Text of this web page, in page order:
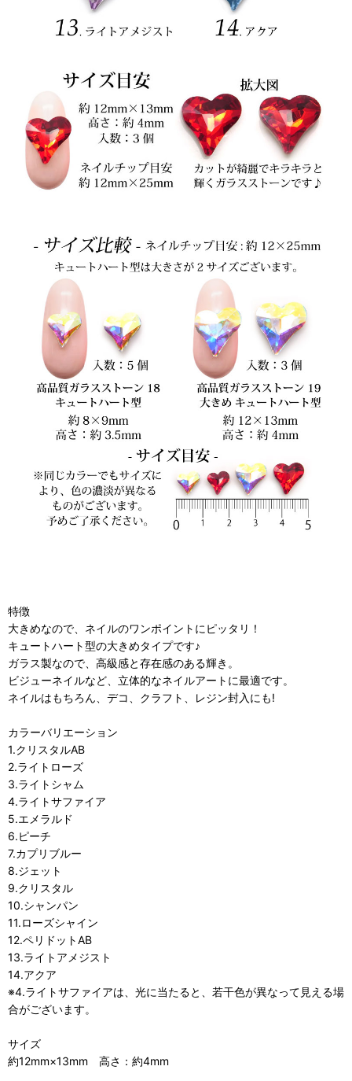
特徴
大きめなので、ネイルのワンポイントにピッタリ！
キュートハート型の大きめタイプです♪
ガラス製なので、高級感と存在感のある輝き。
ビジューネイルなど、立体的なネイルアートに最適です。
ネイルはもちろん、デコ、クラフト、レジン封入にも!
カラーバリエーション
1.クリスタルAB
2.ライトローズ
3.ライトシャム
4.ライトサファイア
5.エメラルド
6.ピーチ
7.カプリブルー
8.ジェット
9.クリスタル
10.シャンパン
11.ローズシャイン
12.ペリドットAB
13.ライトアメジスト
14.アクア
※4.ライトサファイアは、光に当たると、若干色が異なって見える場
合がございます。
サイズ
約12mm×13mm 高さ：約4mm